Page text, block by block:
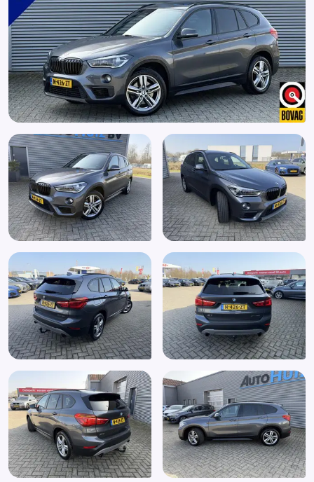
Hill hold functie
Keyless entry
Keyless start
LED achterlichten
LED dagrijverlichting
Lederen bekleding
Lichtmetalen velgen
Lichtmetalen velgen 18"
Metaalkleur
Mistlampen voor
Multimedia-voorbereiding
Navigatiesysteem
Navigatiesysteem full map
Open dak
Panoramadak
Parkeer assistent
Parkeersensor achter
Parkeersensor voor
Parkeersensor voor en achter
Radio
Ruitensproeiers/wisserbladen verwarmbaar
Schuif-/kanteldak
Sportstuur